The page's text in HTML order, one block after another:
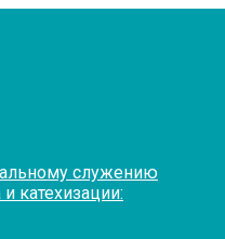
служению
катехизации: